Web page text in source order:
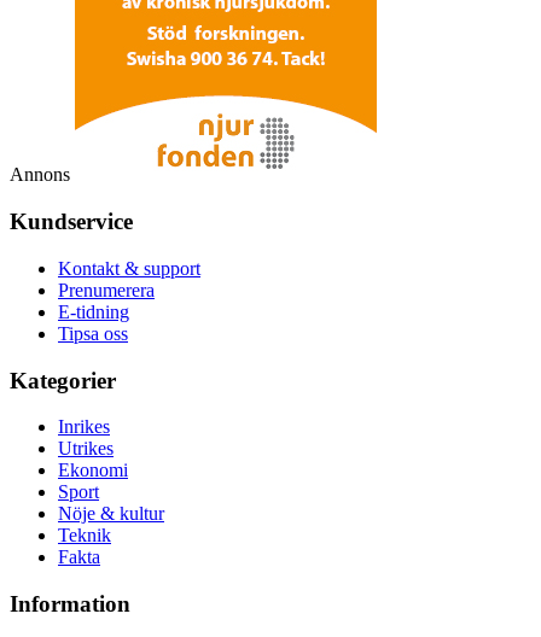
Annons
Kundservice
Kontakt & support
Prenumerera
E-tidning
Tipsa oss
Kategorier
Inrikes
Utrikes
Ekonomi
Sport
Nöje & kultur
Teknik
Fakta
Information